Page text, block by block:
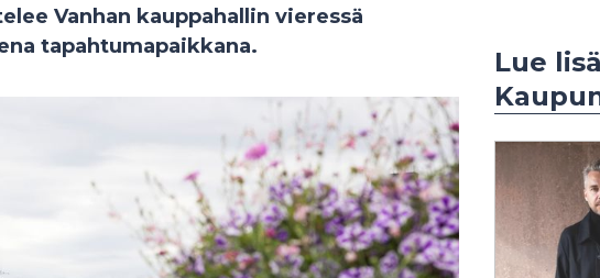
Vanhan kauppahallin vieressä
tapahtumapaikkana.
Lue